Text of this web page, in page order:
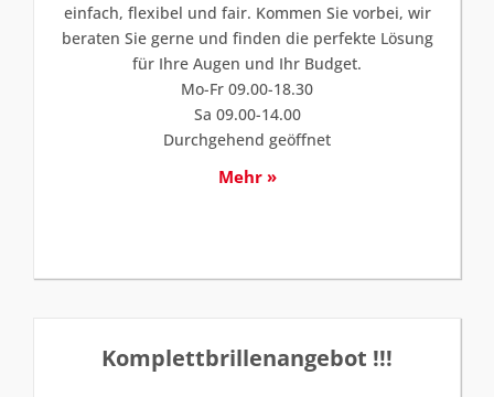
einfach, flexibel und fair. Kommen Sie vorbei, wir
beraten Sie gerne und finden die perfekte Lösung
für Ihre Augen und Ihr Budget.
Mo-Fr 09.00-18.30
Sa 09.00-14.00
Durchgehend geöffnet
Mehr »
Komplettbrillenangebot !!!